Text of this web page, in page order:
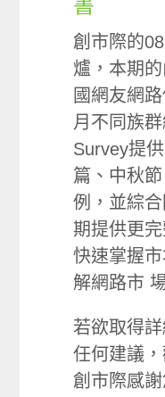
書
創市際的
爐，本期
國網友網
月不同族
Survey提
篇、中秋
例，並綜
期提供更
快速掌握
解網路市
若欲取得
任何建議
創市際感